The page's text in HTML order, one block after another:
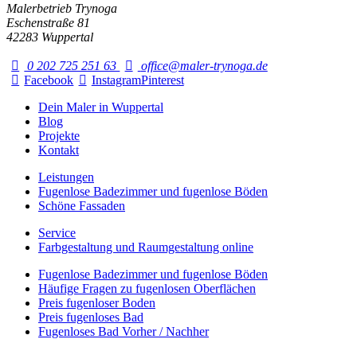
Malerbetrieb Trynoga
Eschenstraße 81
42283 Wuppertal
0 202 725 251 63
office@maler-trynoga.de
Facebook
InstagramPinterest
Dein Maler in Wuppertal
Blog
Projekte
Kontakt
Leistungen
Fugenlose Badezimmer und fugenlose Böden
Schöne Fassaden
Service
Farbgestaltung und Raumgestaltung online
Fugenlose Badezimmer und fugenlose Böden
Häufige Fragen zu fugenlosen Oberflächen
Preis fugenloser Boden
Preis fugenloses Bad
Fugenloses Bad Vorher / Nachher